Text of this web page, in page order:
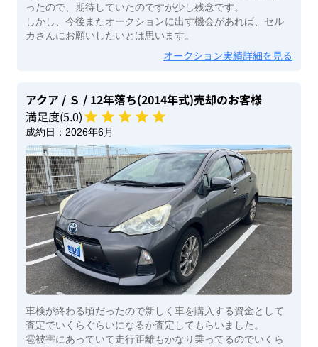
ったので、期待していたのですが少し残念です。
しかし、今後またオークションに出す機会があれば、セル
カさんにお願いしたいとは思います。
オークション実績詳細を見る
アクア / Ｓ / 12年落ち(2014年式)売却のお客様
満足度(5.0)
成約日： 2026年6月
車検が終わる頃だったので新しく車を購入する資金として
査定でいくらぐらいになるか査定してもらいました。
雹被害にあっていて走行距離もかなり乗ってるのでいくら